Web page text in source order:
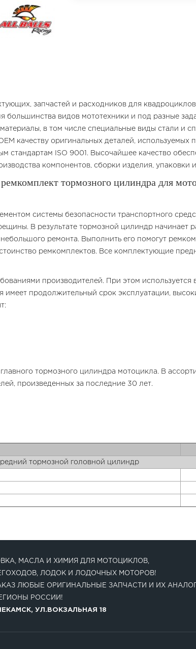
запчастей и расходников для
видов мототехники и под разные
в том числе специальные виды стали и
качеству оригинальных деталей,
ISO 9001. Высочайшее качество
компонентов, сборки изделия, упаковки
тормозного цилиндра для
системы безопасности транспортного
В результате тормозной цилиндр начинает
небольшого ремонта. Выполнить его помогут
ремкомплектов. Все комплектующие
производителей. При этом используется
имеет продолжительный срок эксплуатации,
тормозного цилиндра мотоцикла. В
произведенных за последние 30 лет.
тормозной головной цилиндр
МАСЛА И ХИМИЯ ДЛЯ МОТОЦИКЛОВ,
ЛОДОК И ЛОДОЧНЫХ МОТОРОВ!
ЛЮБЫЕ ОРИГИНАЛЬНЫЕ ЗАПЧАСТИ И ИХ
РОССИИ!
УЛ.ВОКЗАЛЬНАЯ 18